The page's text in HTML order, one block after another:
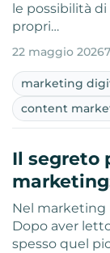
le possibilità
propri…
22 maggio 2026
marketing
content
Il segreto
Nel marketing
Dopo aver
spesso quel